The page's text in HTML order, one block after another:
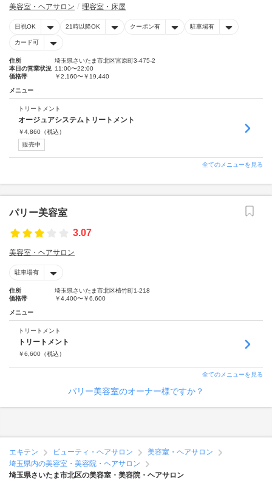
美容室・ヘアサロン 理容室・床屋
日祝OK 21時以降OK クーポン有 駐車場有
カード可
住所
埼玉県さいたま市北区宮原町3-475-2
本日の営業状況 11:00〜22:00
価格帯
￥2,160〜￥19,440
メニュー
トリートメント
オージュアシステムトリートメント
￥4,860 （税込）
販売中
全てのメニューを見る
パリー美容室
3.07
美容室・ヘアサロン
駐車場有
住所
埼玉県さいたま市北区植竹町1-218
価格帯
￥4,400〜￥6,600
メニュー
トリートメント
トリートメント
￥6,600 （税込）
全てのメニューを見る
パリー美容室のオーナー様ですか？
エキテン ビューティ・ヘアサロン
美容室・ヘアサロン
埼玉県内の美容室・美容院・ヘアサロン
埼玉県さいたま市北区の美容室・美容院・ヘアサロン